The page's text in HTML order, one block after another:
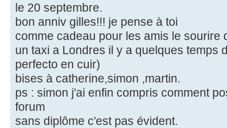
le 20 septembre.
bon anniv gilles!!! je pense à toi
comme cadeau pour les amis le sourire
un taxi a Londres il y a quelques temps
perfecto en cuir)
bises à catherine,simon ,martin.
ps : simon j'ai enfin compris comment
forum
sans diplôme c'est pas évident.